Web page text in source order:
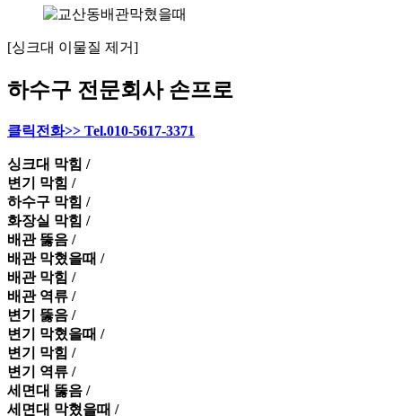
[싱크대 이물질 제거]
하수구 전문회사 손프로
클릭전화>> Tel.010-5617-3371
싱크대 막힘 /
변기 막힘 /
하수구 막힘 /
화장실 막힘 /
배관 뚫음 /
배관 막혔을때 /
배관 막힘 /
배관 역류 /
변기 뚫음 /
변기 막혔을때 /
변기 막힘 /
변기 역류 /
세면대 뚫음 /
세면대 막혔을때 /